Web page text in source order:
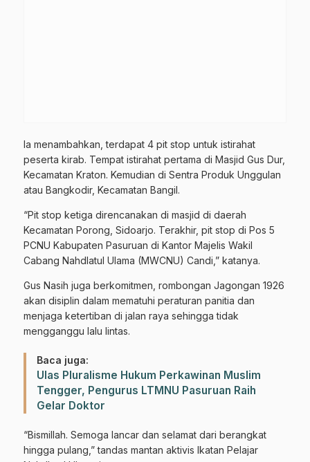
Ia menambahkan, terdapat 4 pit stop untuk istirahat
peserta kirab. Tempat istirahat pertama di Masjid Gus Dur,
Kecamatan Kraton. Kemudian di Sentra Produk Unggulan
atau Bangkodir, Kecamatan Bangil.
“Pit stop ketiga direncanakan di masjid di daerah
Kecamatan Porong, Sidoarjo. Terakhir, pit stop di Pos 5
PCNU Kabupaten Pasuruan di Kantor Majelis Wakil
Cabang Nahdlatul Ulama (MWCNU) Candi,” katanya.
Gus Nasih juga berkomitmen, rombongan Jagongan 1926
akan disiplin dalam mematuhi peraturan panitia dan
menjaga ketertiban di jalan raya sehingga tidak
mengganggu lalu lintas.
Baca juga:
Ulas Pluralisme Hukum Perkawinan Muslim
Tengger, Pengurus LTMNU Pasuruan Raih
Gelar Doktor
“Bismillah. Semoga lancar dan selamat dari berangkat
hingga pulang,” tandas mantan aktivis Ikatan Pelajar